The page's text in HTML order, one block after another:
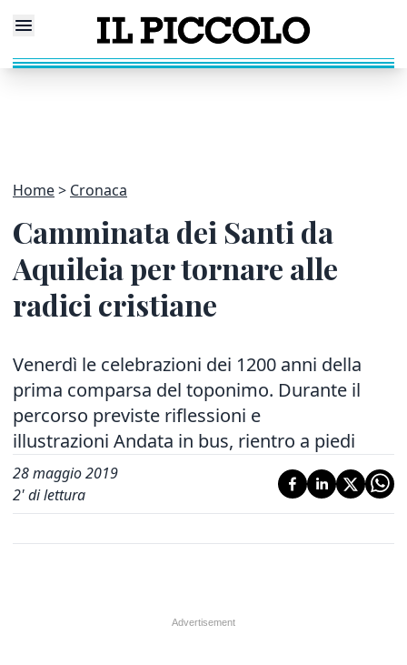
Home Cronaca
Camminata dei Santi da
Aquileia per tornare alle
radici cristiane
Venerdì le celebrazioni dei 1200 anni della
prima comparsa del toponimo. Durante il
percorso previste riflessioni e
illustrazioni Andata in bus, rientro a piedi
28 maggio 2019
2' di lettura